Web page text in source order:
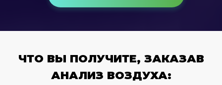
ЧТО ВЫ ПОЛУЧИТЕ, ЗАКАЗАВ
АНАЛИЗ ВОЗДУХА: